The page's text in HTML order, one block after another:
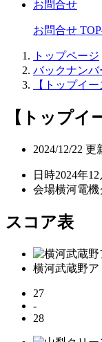
お問合せ
お問合せ
トップページ
バックナンバ
【トップイ
【トップイ
2024/12/22 更
日時2024年12
会場横河電機
スコア表
横河武蔵野ア
27
-
28